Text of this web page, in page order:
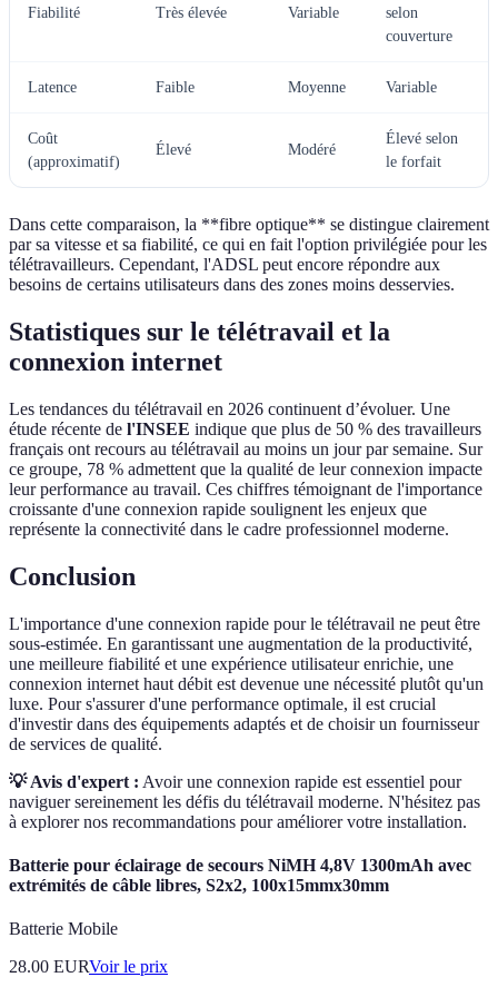
Fiabilité Très élevée Variable
selon
couverture
Latence Faible Moyenne Variable
Coût
(approximatif)
Élevé Modéré
Élevé selon
le forfait
Dans cette comparaison, la **fibre optique** se distingue clairement
par sa vitesse et sa fiabilité, ce qui en fait l'option privilégiée pour les
télétravailleurs. Cependant, l'ADSL peut encore répondre aux
besoins de certains utilisateurs dans des zones moins desservies.
Statistiques sur le télétravail et la
connexion internet
Les tendances du télétravail en 2026 continuent d’évoluer. Une
étude récente de l'INSEE indique que plus de 50 % des travailleurs
français ont recours au télétravail au moins un jour par semaine. Sur
ce groupe, 78 % admettent que la qualité de leur connexion impacte
leur performance au travail. Ces chiffres témoignant de l'importance
croissante d'une connexion rapide soulignent les enjeux que
représente la connectivité dans le cadre professionnel moderne.
Conclusion
L'importance d'une connexion rapide pour le télétravail ne peut être
sous-estimée. En garantissant une augmentation de la productivité,
une meilleure fiabilité et une expérience utilisateur enrichie, une
connexion internet haut débit est devenue une nécessité plutôt qu'un
luxe. Pour s'assurer d'une performance optimale, il est crucial
d'investir dans des équipements adaptés et de choisir un fournisseur
de services de qualité.
💡 Avis d'expert : Avoir une connexion rapide est essentiel pour
naviguer sereinement les défis du télétravail moderne. N'hésitez pas
à explorer nos recommandations pour améliorer votre installation.
Batterie pour éclairage de secours NiMH 4,8V 1300mAh avec
extrémités de câble libres, S2x2, 100x15mmx30mm
Batterie Mobile
28.00 EURVoir le prix